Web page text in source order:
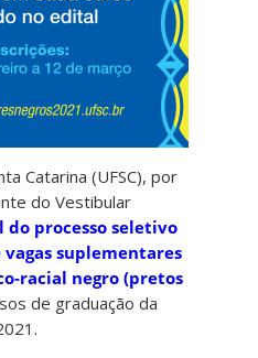
Catarina (UFSC), por
do Vestibular
do processo seletivo
suplementares
racial negro (pretos
de graduação da